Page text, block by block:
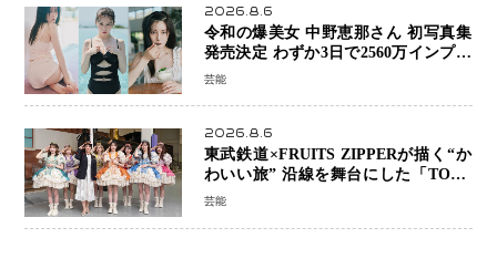
2026.8.6
令和の爆美女 中野恵那さん 初写真集
発売決定 わずか3日で2560万インプレ
ッションを記録した話題の美貌を凝縮
芸能
2026.8.6
東武鉄道×FRUITS ZIPPERが描く“か
わいい旅” 沿線を舞台にした「TOBU
KAWAII PROJECT」が開幕
芸能